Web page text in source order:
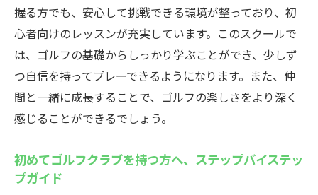
握る方でも、安心して挑戦できる環境が整っており、初
心者向けのレッスンが充実しています。このスクールで
は、ゴルフの基礎からしっかり学ぶことができ、少しず
つ自信を持ってプレーできるようになります。また、仲
間と一緒に成長することで、ゴルフの楽しさをより深く
感じることができるでしょう。
初めてゴルフクラブを持つ方へ、ステップバイステッ
プガイド